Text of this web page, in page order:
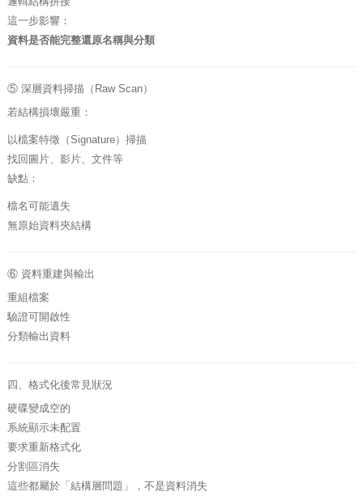
這一步影響：
資料是否能完整還原名稱與分類
⑤ 深層資料掃描（Raw Scan）
若結構損壞嚴重：
以檔案特徵（Signature）掃描
找回圖片、影片、文件等
缺點：
檔名可能遺失
無原始資料夾結構
⑥ 資料重建與輸出
重組檔案
驗證可開啟性
分類輸出資料
四、格式化後常見狀況
硬碟變成空的
系統顯示未配置
要求重新格式化
分割區消失
這些都屬於「結構層問題」，不是資料消失